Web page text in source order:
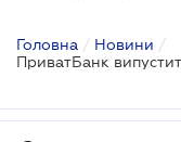
Головна / Новини /
ПриватБанк